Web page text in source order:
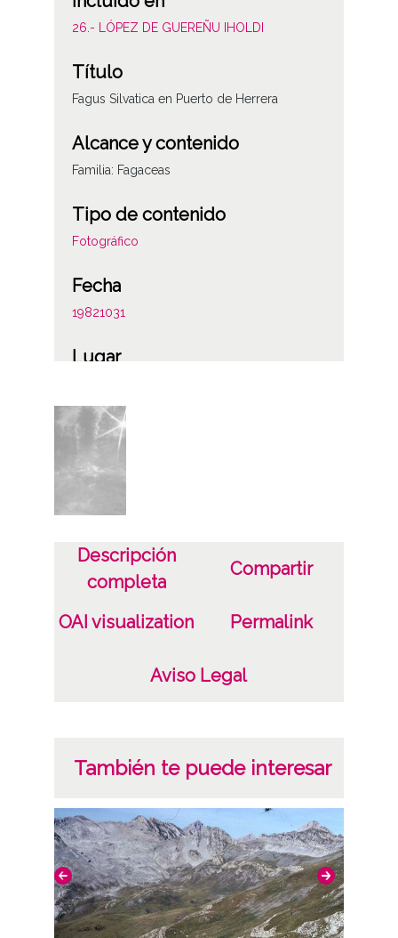
26.- LÓPEZ DE GUEREÑU IHOLDI
Título
Fagus Silvatica en Puerto de Herrera
Alcance y contenido
Familia: Fagaceas
Tipo de contenido
Fotográfico
Fecha
19821031
Lugar
Peñacerrada / Urizaharra
Materia
Plantas y flores
Hayas
Licencia de las imágenes
CC BY-NC-SA 4.0
Descripción
completa
Compartir
OAI visualization Permalink
Aviso Legal
También te puede interesar